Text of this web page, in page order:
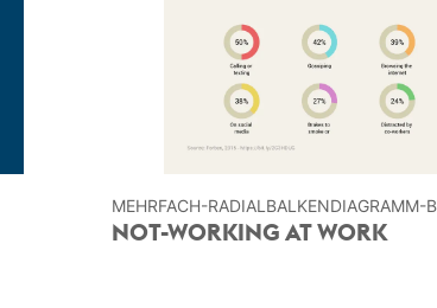
MEHRFACH-RADIALBALKEN­DIAGRAMM-
NOT-WORKING AT WORK